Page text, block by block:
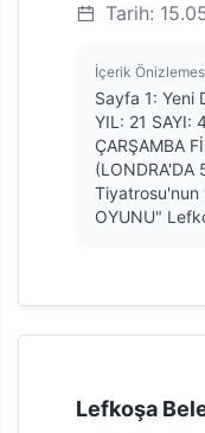
Tarih:
İçerik
Sayfa 1: Yeni
YIL: 21 SAYI:
ÇARŞAMBA
(LONDRA'DA
Tiyatrosu'nun
OYUNU"
Lefkoşa